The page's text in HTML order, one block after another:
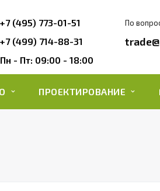
+7 (495) 773-01-51
+7 (499) 714-88-31
Пн - Пт: 09:00 - 18:00
По
ПРОЕКТИРОВАНИЕ